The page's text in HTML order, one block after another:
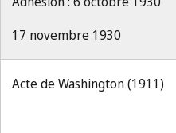
17 novembre 1930
Acte de Washington (1911)